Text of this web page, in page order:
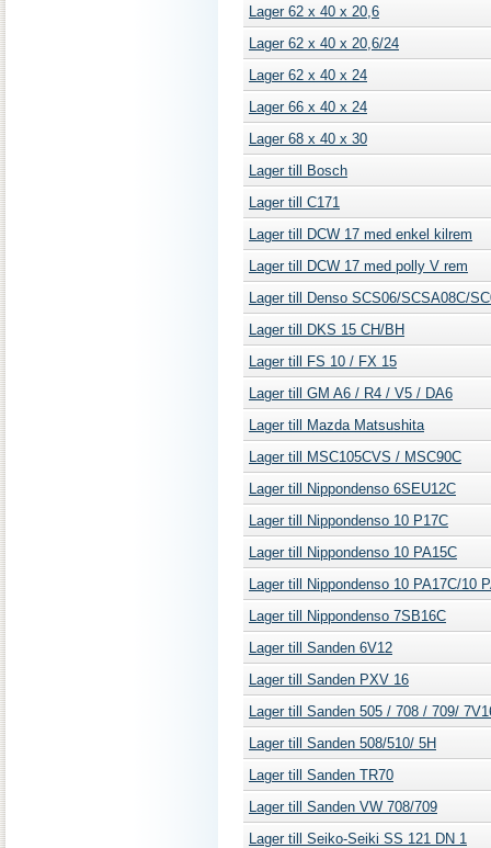
Lager 62 x 40 x 20,6
Lager 62 x 40 x 20,6/24
Lager 62 x 40 x 24
Lager 66 x 40 x 24
Lager 68 x 40 x 30
Lager till Bosch
Lager till C171
Lager till DCW 17 med enkel kilrem
Lager till DCW 17 med polly V rem
Lager till Denso SCS06/SCSA08C/
Lager till DKS 15 CH/BH
Lager till FS 10 / FX 15
Lager till GM A6 / R4 / V5 / DA6
Lager till Mazda Matsushita
Lager till MSC105CVS / MSC90C
Lager till Nippondenso 6SEU12C
Lager till Nippondenso 10 P17C
Lager till Nippondenso 10 PA15C
Lager till Nippondenso 10 PA17C/10
Lager till Nippondenso 7SB16C
Lager till Sanden 6V12
Lager till Sanden PXV 16
Lager till Sanden 505 / 708 / 709/
Lager till Sanden 508/510/ 5H
Lager till Sanden TR70
Lager till Sanden VW 708/709
Lager till Seiko-Seiki SS 121 DN 1